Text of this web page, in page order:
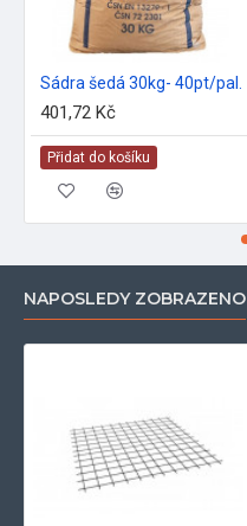
Sádra šedá 30kg- 40pt/pal.
401,72 Kč
Přidat do košíku
NAPOSLEDY ZOBRAZENO